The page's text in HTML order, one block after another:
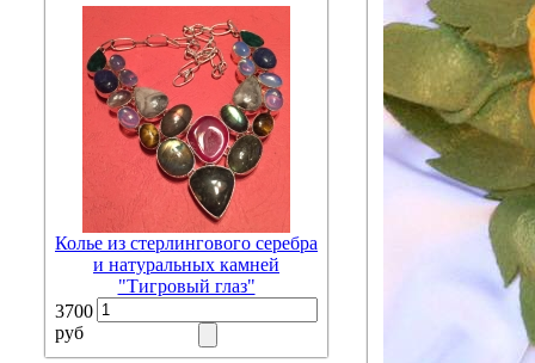
Колье из стерлингового серебра
и натуральных камней
"Тигровый глаз"
3700
руб